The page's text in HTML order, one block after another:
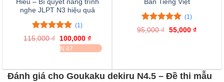
Hiểu – Bí quyết nâng trình
nghe JLPT N3 hiệu quả
5.00trên 5
1
đánh giá
(1)
115,000₫ Giá
gốc
là:
100,000 ₫Giá
hiện
tại
ĐÃ BÁN 47
Bản Tiếng Việt
5.00trên 5
1
đánh giá
(1)
95,000₫ Giá
55,000 ₫Giá
Đánh giá cho Goukaku dekiru N4.5 – Đề thi mẫu